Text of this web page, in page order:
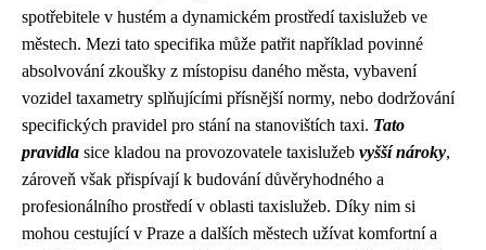
spotřebitele v hustém a dynamickém prostředí taxislužeb ve
městech. Mezi tato specifika může patřit například povinné
absolvování zkoušky z místopisu daného města, vybavení
vozidel taxametry splňujícími přísnější normy, nebo dodržování
specifických pravidel pro stání na stanovištích taxi. Tato
pravidla sice kladou na provozovatele taxislužeb vyšší nároky,
zároveň však přispívají k budování důvěryhodného a
profesionálního prostředí v oblasti taxislužeb. Díky nim si
mohou cestující v Praze a dalších městech užívat komfortní a